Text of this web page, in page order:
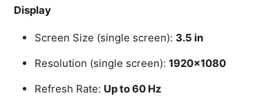
Display
Screen Size (single screen): 3.5 in
Resolution (single screen): 1920×1080
Refresh Rate: Up to 60 Hz